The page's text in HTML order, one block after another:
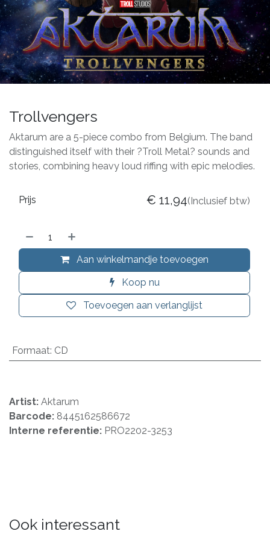
Trollvengers
Aktarum are a 5-piece combo from Belgium. The band
distinguished itself with their ?Troll Metal? sounds and
stories, combining heavy loud riffing with epic melodies.
Aan winkelmandje toevoegen
Koop nu
Toevoegen aan verlanglijst
Prijs € 11,94(Inclusief btw)
Formaat: CD
Artist: Aktarum
Barcode: 8445162586672
Interne referentie: PRO2202-3253
Ook interessant